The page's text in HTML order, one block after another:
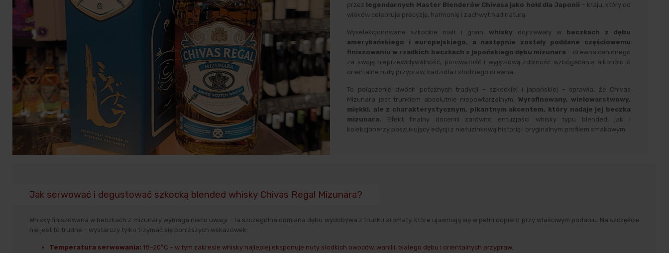
przez legendarnych Master Blenderów Chivasa jako hołd dla Japonii – kraju, który od
wieków celebruje precyzję, harmonię i zachwyt nad naturą.
Wyselekcjonowane szkockie malt i grain whisky dojrzewały w beczkach z dębu
amerykańskiego i europejskiego, a następnie zostały poddane częściowemu
finiszowaniu w rzadkich beczkach z japońskiego dębu mizunara – drewna cenionego
za swoją nieprzewidywalność, porowatość i wyjątkową zdolność wzbogacania alkoholu o
orientalne nuty przypraw, kadzidła i słodkiego drewna.
To połączenie dwóch potężnych tradycji – szkockiej i japońskiej – sprawia, że Chivas
Mizunara jest trunkiem absolutnie niepowtarzalnym. Wyrafinowany, wielowarstwowy,
miękki, ale z charakterystycznym, pikantnym akcentem, który nadaje jej beczka
mizunara. Efekt finalny docenili zarówno entuzjaści whisky typu blended, jak i
kolekcjonerzy poszukujący edycji z nietuzinkową historią i oryginalnym profilem smakowym.
Jak serwować i degustować szkocką blended whisky Chivas Regal Mizunara?
Whisky finiszowana w beczkach z mizunary wymaga nieco uwagi – ta szczególna odmiana dębu wydobywa z trunku aromaty, które ujawniają się w pełni dopiero przy właściwym podaniu. Na szczęście
nie jest to trudne – wystarczy tylko trzymać się poniższych wskazówek:
Temperatura serwowania: 18–20°C – w tym zakresie whisky najlepiej eksponuje nuty słodkich owoców, wanilii, białego dębu i orientalnych przypraw.